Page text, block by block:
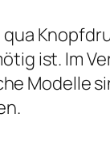
ist. Im
Modelle